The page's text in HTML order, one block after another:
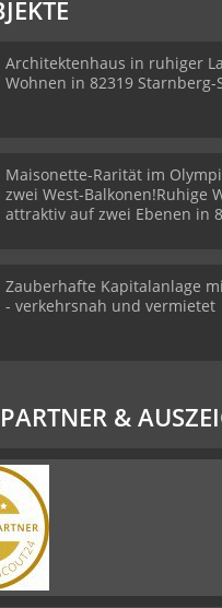
Architektenhaus in ruhiger
Wohnen in 82319 Starnberg-
Maisonette-Rarität im
zwei West-Balkonen!Ruhige
attraktiv auf zwei Ebenen in
Zauberhafte Kapitalanlage
- verkehrsnah und vermietet
&